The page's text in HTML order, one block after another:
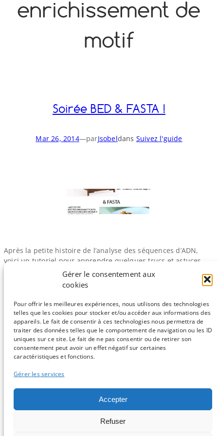
Gérer le consentement aux
cookies
Pour offrir les meilleures expériences, nous utilisons des technologies
telles que les cookies pour stocker et/ou accéder aux informations des
appareils. Le fait de consentir à ces technologies nous permettra de
traiter des données telles que le comportement de navigation ou les ID
uniques sur ce site. Le fait de ne pas consentir ou de retirer son
consentement peut avoir un effet négatif sur certaines
caractéristiques et fonctions.
Gérer les services
Accepter
Refuser
o
n
y S
enrichissement de
motif
Soirée BED & FASTA !
Mar 26, 2014—parJsobeldans Suivez l'guide
Après la petite histoire de l’analyse des séquences d’ADN,
voici un tutoriel pour apprendre quelques trucs et astuces
dans ce domaine. Biologiste en mal de connaissances de
programmation ou pro de R, vous trouverez ici de quoi vous
comment faire un alignement multiple de…
Sauf mention contraire, tous les articles du blog sont sous licence
Vous souhaitez participer ?
Contactez nous !